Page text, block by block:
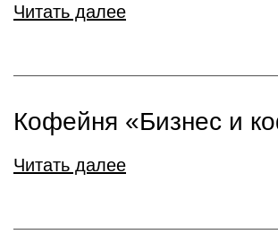
Читать далее
Кофейня «Бизнес и
Читать далее